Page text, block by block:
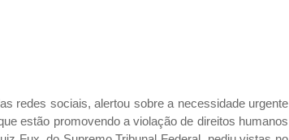
redes sociais, alertou sobre a necessidade urgente
estão promovendo a violação de direitos humanos